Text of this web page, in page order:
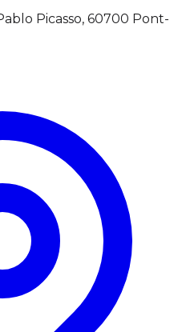
Picasso, 60700 Pont-